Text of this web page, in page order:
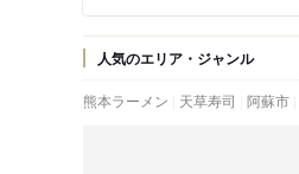
人気のエリア・ジャンル
熊本ラーメン 天草寿司 阿蘇市